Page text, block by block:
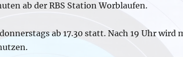
ab der RBS Station Worblaufen.
ab 17.30 statt. Nach 19 Uhr